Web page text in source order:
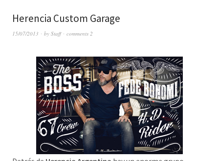
Herencia Custom Garage
15/07/2013 by Staff comments 2